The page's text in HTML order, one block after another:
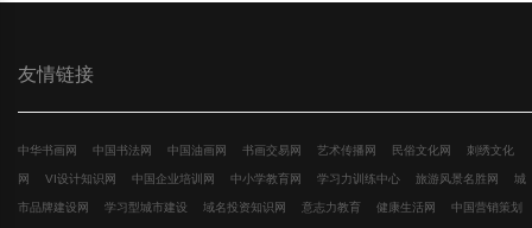
友情链接
中华书画网 中国书法网 中国油画网 书画交易网 艺术传播网 民俗文化网 刺绣文化
网 VI设计知识网 中国企业培训网 中小学教育网 学习力训练中心 旅游风景名胜网 城
市品牌建设网 学习型城市建设 域名投资知识网 意志力教育 健康生活网 中国营销策划